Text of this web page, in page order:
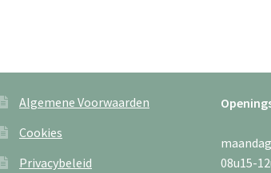
gekozen
Algemene Voorwaarden
Cookies
Privacybeleid
08u15-